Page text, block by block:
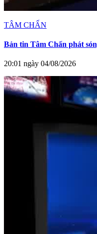
TÂM CHẤN
Bản tin Tâm Chấn phát
20:01 ngày 04/08/2026